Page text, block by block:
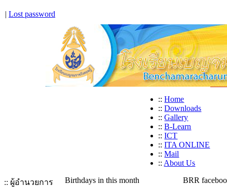
| Lost password
:: Home
:: Downloads
:: Gallery
:: B-Learn
:: ICT
:: ITA ONLINE
:: Mail
:: About Us
:: ผู้อำนวยการ
Birthdays in this month
BRR